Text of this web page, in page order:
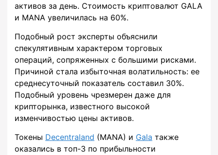
активов за день. Стоимость криптовалют GALA
и MANA увеличилась на 60%.
Подобный рост эксперты объяснили
спекулятивным характером торговых
операций, сопряженных с большими рисками.
Причиной стала избыточная волатильность: ее
среднесуточный показатель составил 30%.
Подобный уровень чрезмерен даже для
крипторынка, известного высокой
изменчивостью цены активов.
Токены Decentraland (MANA) и Gala также
оказались в топ-3 по прибыльности